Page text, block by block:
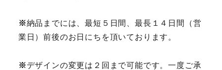
※納品までには、最短５日間、最長１４日間（営
業日）前後のお日にちを頂いております。
※デザインの変更は２回まで可能です。一度ご承